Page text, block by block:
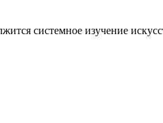
системное изучение